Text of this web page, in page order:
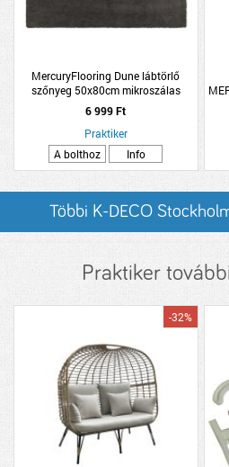
MercuryFlooring Dune lábtörlő
szőnyeg 50x80cm mikroszálas
antracit
6 999 Ft
Praktiker
A bolthoz
Info
Többi K-DECO
Praktiker
-32%